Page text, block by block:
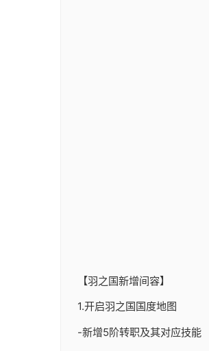
【羽之国新增间容】
1.开启羽之国国度地图
-新增5阶转职及其对应技能